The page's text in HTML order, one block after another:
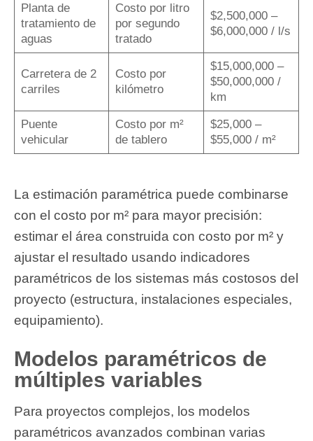
Planta de
tratamiento de
aguas
Costo por litro
por segundo
tratado
$2,500,000 –
$6,000,000 / l/s
Carretera de 2
carriles
Costo por
kilómetro
$15,000,000 –
$50,000,000 /
km
Puente
vehicular
Costo por m²
de tablero
$25,000 –
$55,000 / m²
La estimación paramétrica puede combinarse
con el costo por m² para mayor precisión:
estimar el área construida con costo por m² y
ajustar el resultado usando indicadores
paramétricos de los sistemas más costosos del
proyecto (estructura, instalaciones especiales,
equipamiento).
Modelos paramétricos de
múltiples variables
Para proyectos complejos, los modelos
paramétricos avanzados combinan varias